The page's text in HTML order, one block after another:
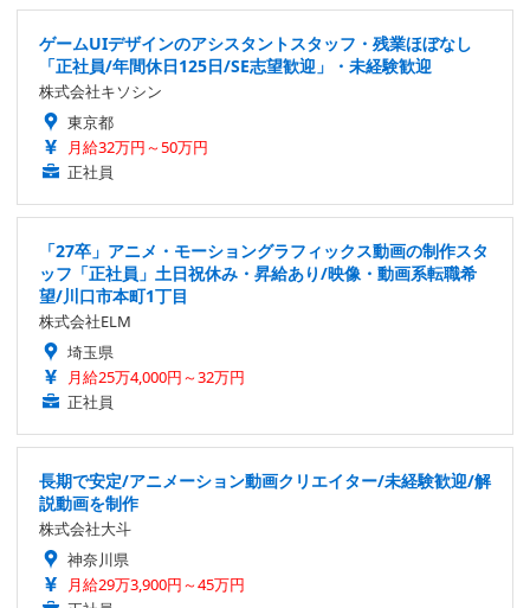
ゲームUIデザインのアシスタントスタッフ・残業ほぼなし
「正社員/年間休日125日/SE志望歓迎」・未経験歓迎
株式会社キソシン
東京都
月給32万円～50万円
正社員
「27卒」アニメ・モーショングラフィックス動画の制作スタ
ッフ「正社員」土日祝休み・昇給あり/映像・動画系転職希
望/川口市本町1丁目
株式会社ELM
埼玉県
月給25万4,000円～32万円
正社員
長期で安定/アニメーション動画クリエイター/未経験歓迎/解
説動画を制作
株式会社大斗
神奈川県
月給29万3,900円～45万円